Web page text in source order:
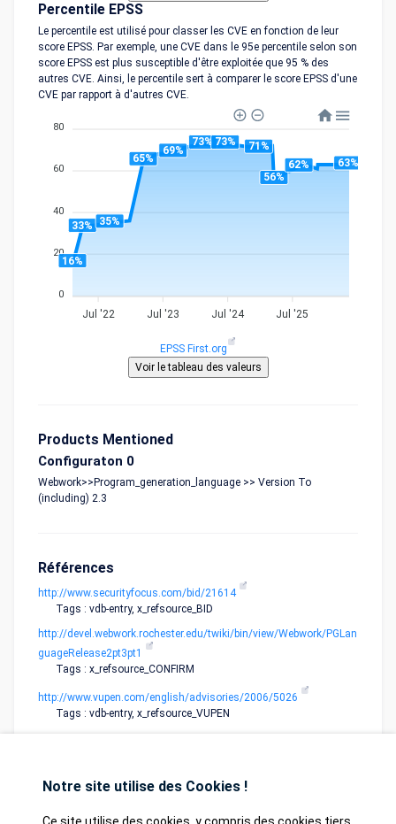
Percentile EPSS
Le percentile est utilisé pour classer les CVE en fonction de leur
score EPSS. Par exemple, une CVE dans le 95e percentile selon son
score EPSS est plus susceptible d'être exploitée que 95 % des
autres CVE. Ainsi, le percentile sert à comparer le score EPSS d'une
CVE par rapport à d'autres CVE.
80
60
40
20
0
16%
33% 35%
65%
69%
73% 73% 71%
56%
62% 63%
Jul '22 Jul '23 Jul '24 Jul '25
EPSS First.org
Products Mentioned
Configuraton 0
Webwork>>Program_generation_language >> Version To
(including) 2.3
Références
http://www.securityfocus.com/bid/21614
Tags : vdb-entry, x_refsource_BID
http://devel.webwork.rochester.edu/twiki/bin/view/Webwork/PGLan
guageRelease2pt3pt1
Tags : x_refsource_CONFIRM
http://www.vupen.com/english/advisories/2006/5026
Tags : vdb-entry, x_refsource_VUPEN
Notre site utilise des Cookies !